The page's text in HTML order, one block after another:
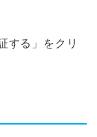
する」をクリ